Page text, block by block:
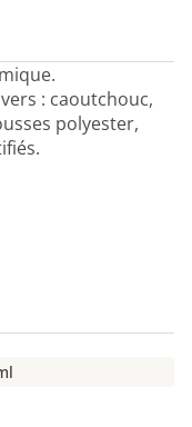
: caoutchouc,
polyester,